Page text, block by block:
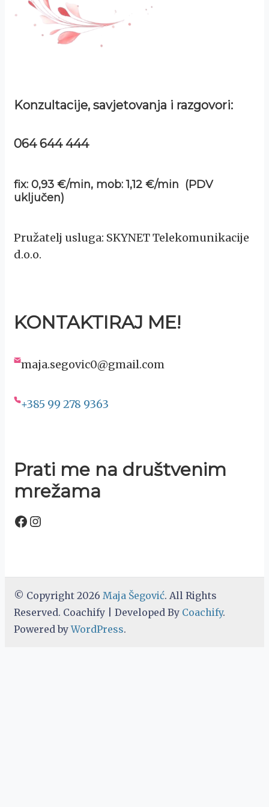
Konzultacije, savjetovanja i razgovori:
064 644 444
fix: 0,93 €/min, mob: 1,12 €/min (PDV
uključen)
Pružatelj usluga: SKYNET Telekomunikacije
d.o.o.
KONTAKTIRAJ ME!
maja.segovic0@gmail.com
+385 99 278 9363
Prati me na društvenim
mrežama
Facebook
Instagram
© Copyright 2026 Maja Šegović. All Rights
Reserved. Coachify | Developed By Coachify.
Powered byWordPress.